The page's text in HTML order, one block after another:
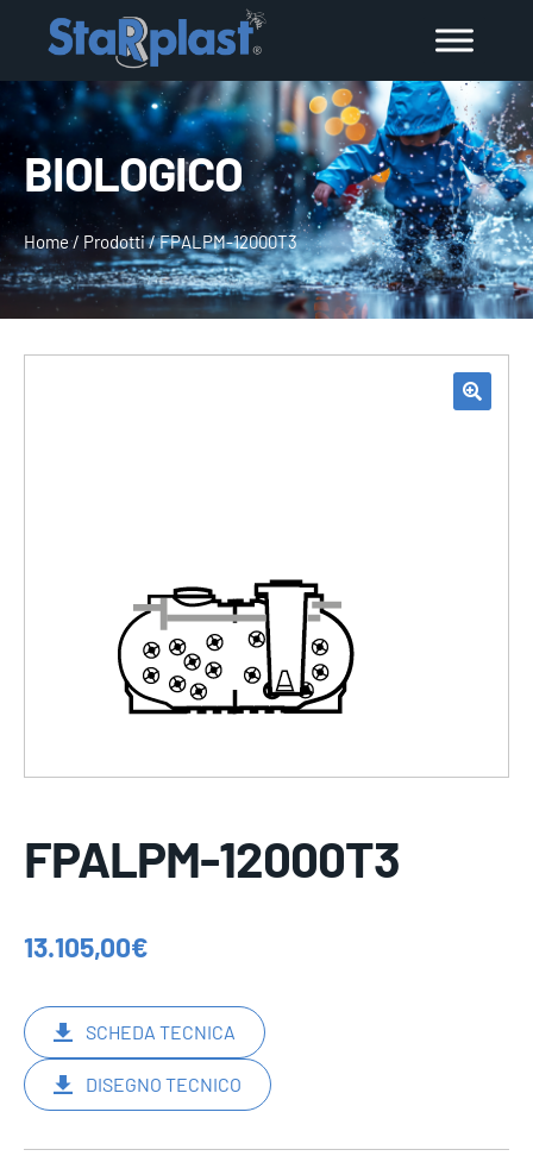
BIOLOGICO
Home/ Prodotti/FPALPM-12000T3
FPALPM-12000T3
13.105,00€
SCHEDA TECNICA
DISEGNO TECNICO